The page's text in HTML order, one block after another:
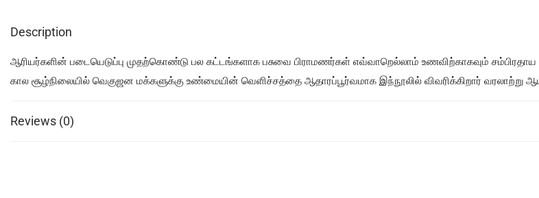
Description
ஆரியர்களின் படையெடுப்பு முதற்கொண்டு பல கட்டங்களாக பசுவை பிராமணர்கள் எவ்வாறெல்லாம் உணவிற்காகவும்
கால சூழ்நிலையில் வெகுஜன மக்களுக்கு உண்மையின் வெளிச்சத்தை ஆதாரப்பூர்வமாக இந்நூலில் விவரிக்கிறார் வரலாற்று
Reviews (0)